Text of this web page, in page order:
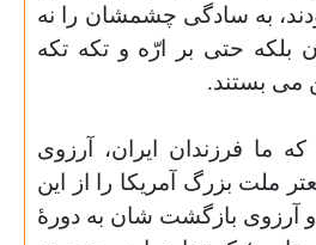
به سادگی چشمشان را نه
بلکه حتی بر ارّه و تکه تکه
می بستند.
ما فرزندان ایران، آرزوی
ملت بزرگ آمریکا را از این
آرزوی بازگشت شان به دورهٔ